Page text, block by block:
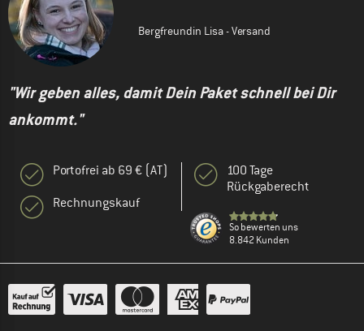
Bergfreundin Lisa - Versand
"Wir geben alles, damit Dein Paket schnell bei Dir
ankommt."
Portofrei ab 69 € (AT)
Rechnungskauf
100 Tage
Rückgaberecht
So bewerten uns
8.842 Kunden